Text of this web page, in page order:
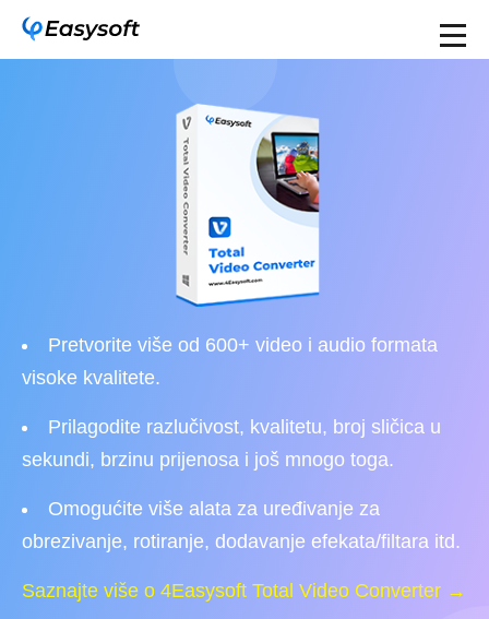
Pretvorite više od 600+ video i audio formata
visoke kvalitete.
Prilagodite razlučivost, kvalitetu, broj sličica u
sekundi, brzinu prijenosa i još mnogo toga.
Omogućite više alata za uređivanje za
obrezivanje, rotiranje, dodavanje efekata/filtara itd.
Saznajte više o 4Easysoft Total Video Converter →